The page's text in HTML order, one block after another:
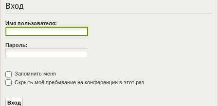
Вход
Имя пользователя:
Пароль:
Запомнить меня
Скрыть моё пребывание на конференции в этот раз